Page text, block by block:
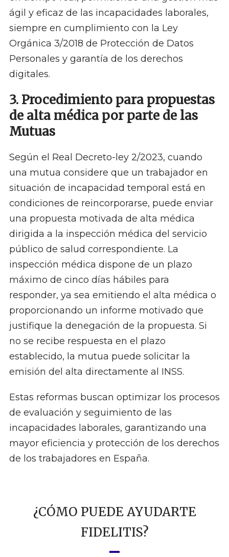
ágil y eficaz de las incapacidades laborales,
siempre en cumplimiento con la Ley
Orgánica 3/2018 de Protección de Datos
Personales y garantía de los derechos
digitales. ​
3. Procedimiento para propuestas
de alta médica por parte de las
Mutuas
Según el Real Decreto-ley 2/2023, cuando
una mutua considere que un trabajador en
situación de incapacidad temporal está en
condiciones de reincorporarse, puede enviar
una propuesta motivada de alta médica
dirigida a la inspección médica del servicio
público de salud correspondiente. La
inspección médica dispone de un plazo
máximo de cinco días hábiles para
responder, ya sea emitiendo el alta médica o
proporcionando un informe motivado que
justifique la denegación de la propuesta. Si
no se recibe respuesta en el plazo
establecido, la mutua puede solicitar la
emisión del alta directamente al INSS. ​
Estas reformas buscan optimizar los procesos
de evaluación y seguimiento de las
incapacidades laborales, garantizando una
mayor eficiencia y protección de los derechos
de los trabajadores en España.
¿CÓMO PUEDE AYUDARTE
FIDELITIS?